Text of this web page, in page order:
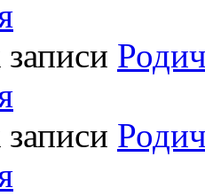
записи
записи